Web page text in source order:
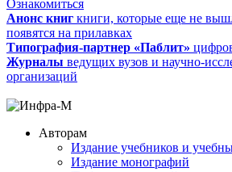
Ознакомиться
Анонс книг книги, которые еще не
появятся на прилавках
Типография-партнер «Паблит»
Журналы ведущих вузов и научно-
организаций
Авторам
Издание учебников и
Издание монографий